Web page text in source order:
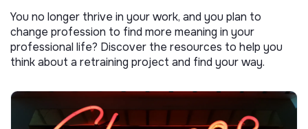
You no longer thrive in your work, and you plan to
change profession to find more meaning in your
professional life? Discover the resources to help you
think about a retraining project and find your way.